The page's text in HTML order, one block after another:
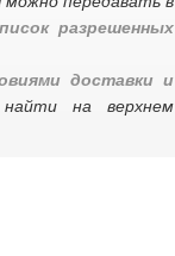
разрешенных
доставки и
на верхнем